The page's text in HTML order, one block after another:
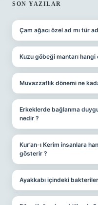
SIDEBAR
SON YAZILAR
Çam ağacı özel ad mı tür ad
Kuzu göbeği mantarı
Muvazzaflık dönemi ne
Erkeklerde bağlanma
nedir ?
Kur’an-ı Kerim insanlara
gösterir ?
Ayakkabı içindeki